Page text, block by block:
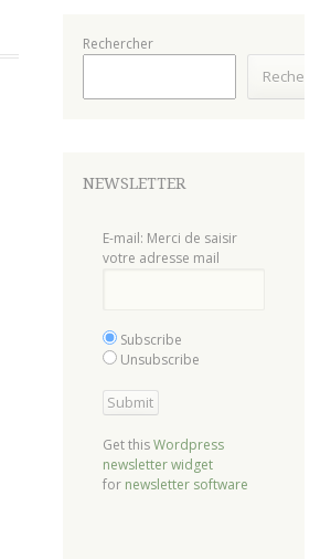
Rechercher
Rechercher
NEWSLETTER
E-mail: Merci de saisir
votre adresse mail
Subscribe
Unsubscribe
Get thisWordpress
newsletter widget
for newsletter software